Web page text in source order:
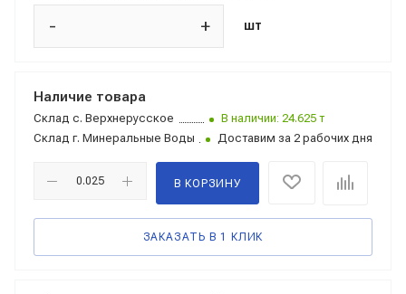
- + шт
Наличие товара
Склад с. Верхнерусское
В наличии: 24.625 т
Склад г. Минеральные Воды Доставим за 2 рабочих дня
В КОРЗИНУ
ЗАКАЗАТЬ В 1 КЛИК